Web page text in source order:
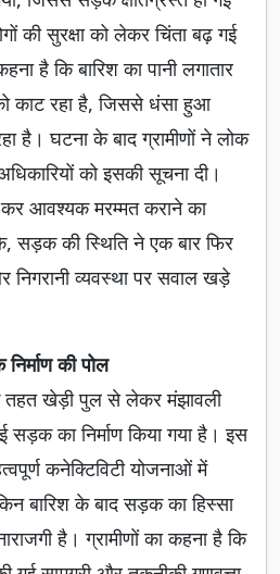
की सुरक्षा को लेकर चिंता बढ़ गई
है कि बारिश का पानी लगातार
काट रहा है, जिससे धंसा हुआ
है। घटना के बाद ग्रामीणों ने लोक
को इसकी सूचना दी।
कर आवश्यक मरम्मत कराने का
सड़क की स्थिति ने एक बार फिर
निगरानी व्यवस्था पर सवाल खड़े
की पोल
तहत खेड़ी पुल से लेकर मंझावली
का निर्माण किया गया है। इस
कनेक्टिविटी योजनाओं में
बारिश के बाद सड़क का हिस्सा
है। ग्रामीणों का कहना है कि